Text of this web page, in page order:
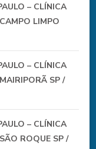
– CLÍNICA
LIMPO
– CLÍNICA
SP /
– CLÍNICA
ROQUE SP /